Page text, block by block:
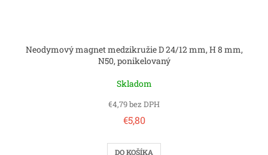
Neodymový magnet medzikružie D 24/12 mm, H 8 mm,
N50, ponikelovaný
Skladom
€4,79 bez DPH
€5,80
DO KOŠÍKA